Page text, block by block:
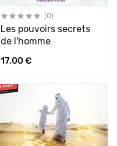
(0)
Les pouvoirs secrets
de l'homme
17,00 €